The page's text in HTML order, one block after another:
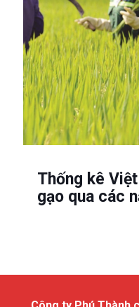
Thống kê
gạo qua các